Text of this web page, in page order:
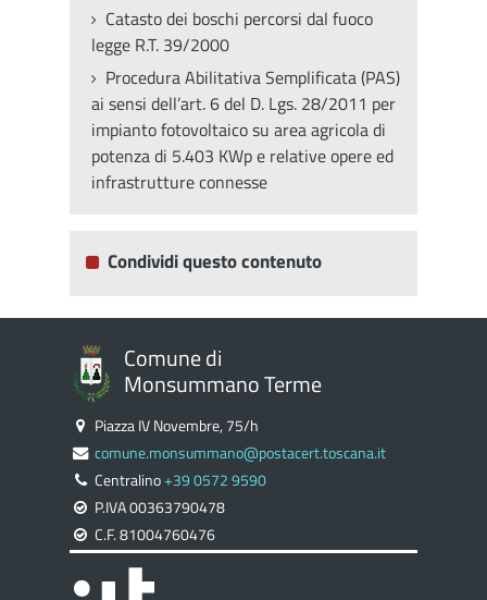
Catasto dei boschi percorsi dal fuoco
legge R.T. 39/2000
Procedura Abilitativa Semplificata (PAS)
ai sensi dell’art. 6 del D. Lgs. 28/2011 per
impianto fotovoltaico su area agricola di
potenza di 5.403 KWp e relative opere ed
infrastrutture connesse
Condividi questo contenuto
Comune di
Monsummano Terme
Piazza IV Novembre, 75/h
comune.monsummano@postacert.toscana.it
Centralino+39 0572 9590
P.IVA 00363790478
C.F. 81004760476